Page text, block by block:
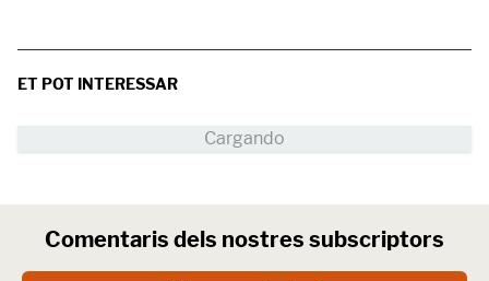
ET POT INTERESSAR
Comentaris dels nostres subscriptors